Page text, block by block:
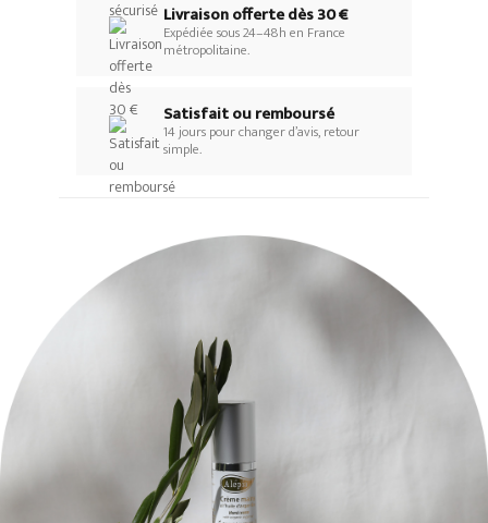
Livraison offerte dès 30 €
Expédiée sous 24–48h en France
métropolitaine.
Satisfait ou remboursé
14 jours pour changer d’avis, retour
simple.